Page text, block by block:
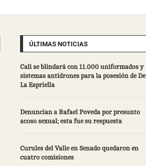
ÚLTIMAS NOTICIAS
Cali se blindará con 11.000 uniformados y
sistemas antidrones para la posesión de De
La Espriella
Denuncian a Rafael Poveda por presunto
acoso sexual; esta fue su respuesta
Curules del Valle en Senado quedaron en
cuatro comisiones